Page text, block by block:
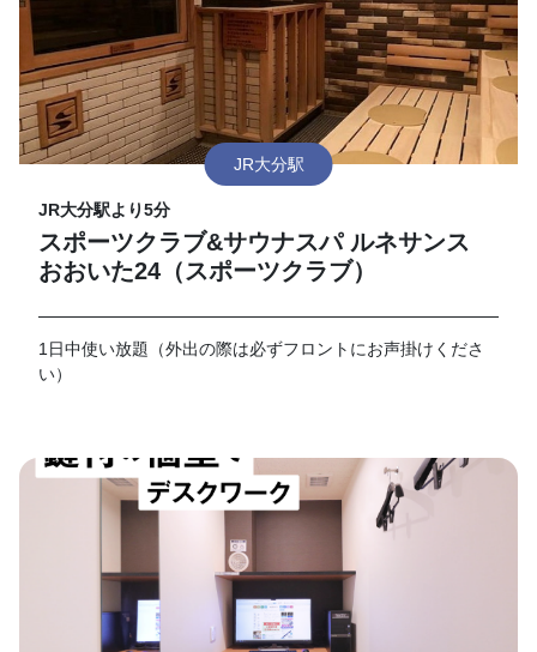
JR大分駅
JR大分駅より5分
スポーツクラブ&サウナスパ ルネサンス
おおいた24（スポーツクラブ）
1日中使い放題（外出の際は必ずフロントにお声掛けくださ
い）